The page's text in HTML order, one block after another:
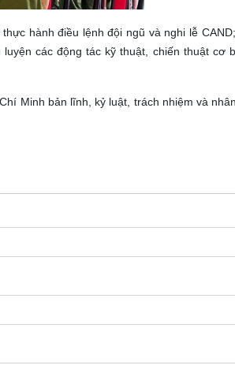
hành điều lệnh đội ngũ và nghi lễ
các động tác kỹ thuật, chiến thuật cơ
Minh bản lĩnh, kỷ luật, trách nhiệm và